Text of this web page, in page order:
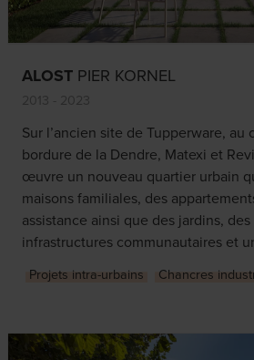
ALOST PIER KORNEL
2013 - 2023
Sur l’ancien site de Tupperware, au
bordure de la Dendre, Matexi et
œuvre un nouveau quartier urbain
maisons familiales, des
assistance ainsi que des jardins,
infrastructures communautaires et
Projets intra-urbains Chancres